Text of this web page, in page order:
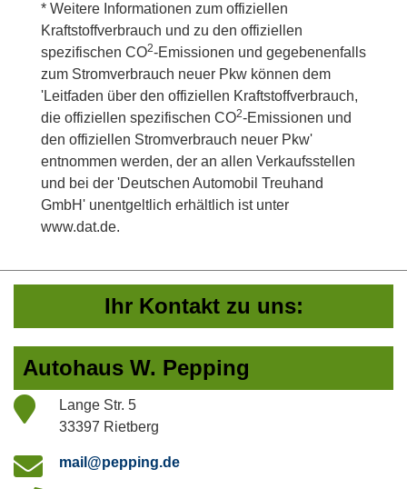
* Weitere Informationen zum offiziellen
Kraftstoffverbrauch und zu den offiziellen
spezifischen CO2-Emissionen und gegebenenfalls
zum Stromverbrauch neuer Pkw können dem
'Leitfaden über den offiziellen Kraftstoffverbrauch,
die offiziellen spezifischen CO2-Emissionen und
den offiziellen Stromverbrauch neuer Pkw'
entnommen werden, der an allen Verkaufsstellen
und bei der 'Deutschen Automobil Treuhand
GmbH' unentgeltlich erhältlich ist unter
www.dat.de.
Ihr Kontakt zu uns:
Autohaus W. Pepping
Lange Str. 5
33397 Rietberg
mail@pepping.de